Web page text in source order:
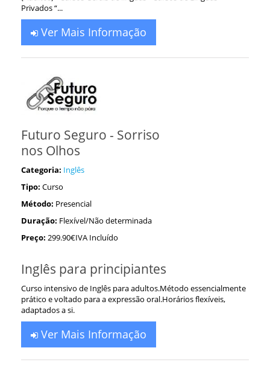
Privados “...
Ver Mais Informação
Futuro Seguro - Sorriso
nos Olhos
Categoria: Inglês
Tipo: Curso
Método: Presencial
Duração: Flexível/Não determinada
Preço: 299.90€IVA Incluído
Inglês para principiantes
Curso intensivo de Inglês para adultos.Método essencialmente
prático e voltado para a expressão oral.Horários flexíveis,
adaptados a si.
Ver Mais Informação